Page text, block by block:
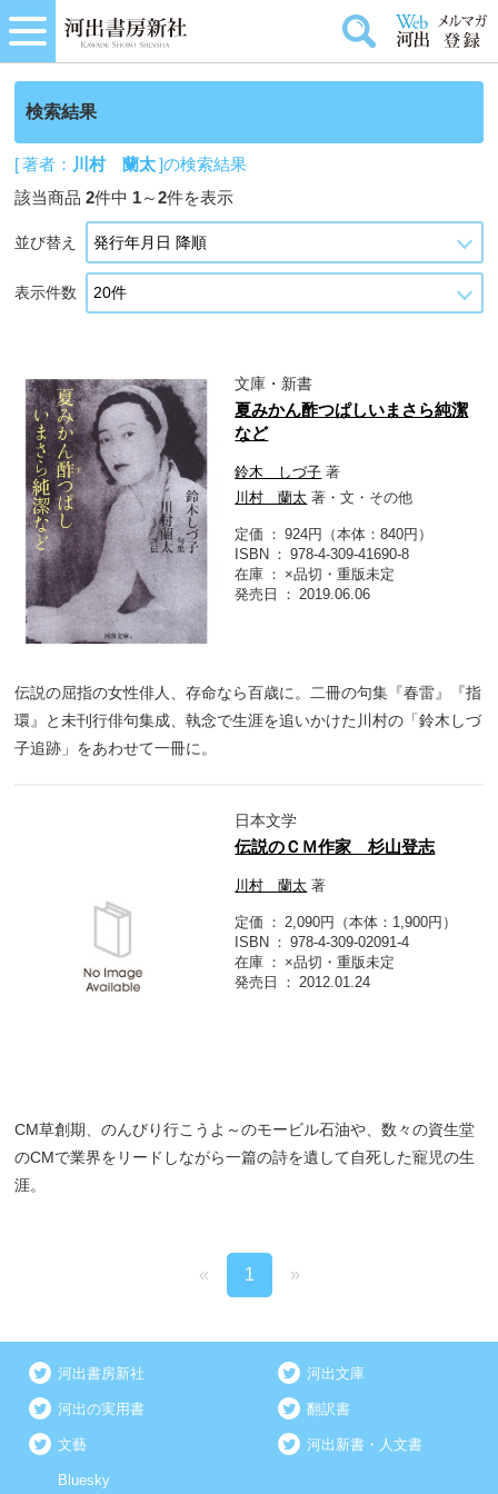
検索結果
[ 著者： 川村 蘭太]の検索結果
該当商品2件中 1～2件を表示
並び替え
表示件数
文庫・新書
夏みかん酢つぱしいまさら純潔
など
鈴木 しづ子 著
川村 蘭太 著・文・その他
定価
924円（本体：840円）
ISBN
978-4-309-41690-8
在庫
×品切・重版未定
発売日
2019.06.06
伝説の屈指の女性俳人、存命なら百歳に。二冊の句集『春雷』『指
環』と未刊行俳句集成、執念で生涯を追いかけた川村の「鈴木しづ
子追跡」をあわせて一冊に。
日本文学
伝説のＣＭ作家 杉山登志
川村 蘭太 著
定価
2,090円（本体：1,900円）
ISBN
978-4-309-02091-4
在庫
×品切・重版未定
発売日
2012.01.24
CM草創期、のんびり行こうよ～のモービル石油や、数々の資生堂
のCMで業界をリードしながら一篇の詩を遺して自死した寵児の生
涯。
« 1 »
河出書房新社 河出文庫
河出の実用書 翻訳書
文藝 河出新書・人文書
Bluesky